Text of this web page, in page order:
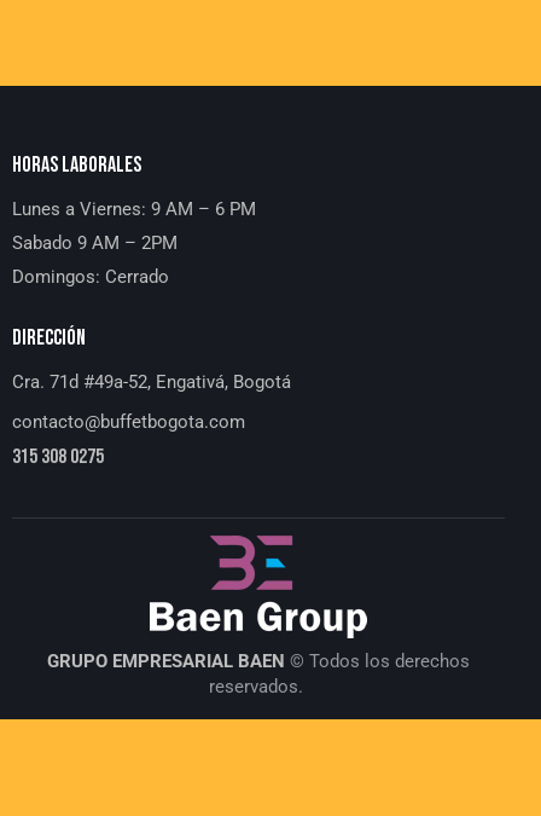
HORAS LABORALES
Lunes a Viernes: 9 AM – 6 PM
Sabado 9 AM – 2PM
Domingos: Cerrado
DIRECCIÓN
Cra. 71d #49a-52, Engativá, Bogotá
contacto@buffetbogota.com
315 308 0275
GRUPO EMPRESARIAL BAEN © Todos los derechos
reservados.